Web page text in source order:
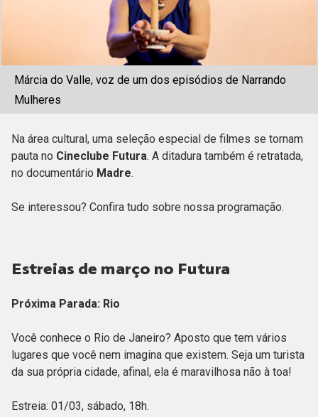
Márcia do Valle, voz de um dos episódios de Narrando
Mulheres
Na área cultural, uma seleção especial de filmes se tornam
pauta no Cineclube Futura. A ditadura também é retratada,
no documentário Madre.
Se interessou? Confira tudo sobre nossa programação.
Estreias de março no Futura
Próxima Parada: Rio
Você conhece o Rio de Janeiro? Aposto que tem vários
lugares que você nem imagina que existem. Seja um turista
da sua própria cidade, afinal, ela é maravilhosa não à toa!
Estreia: 01/03, sábado, 18h.